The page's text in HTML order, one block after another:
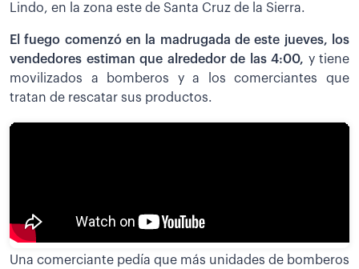
Lindo, en la zona este de Santa Cruz de la Sierra.
El fuego comenzó en la madrugada de este jueves, los
vendedores estiman que alrededor de las 4:00, y tiene
movilizados a bomberos y a los comerciantes que
tratan de rescatar sus productos.
Una comerciante pedía que más unidades de bomberos